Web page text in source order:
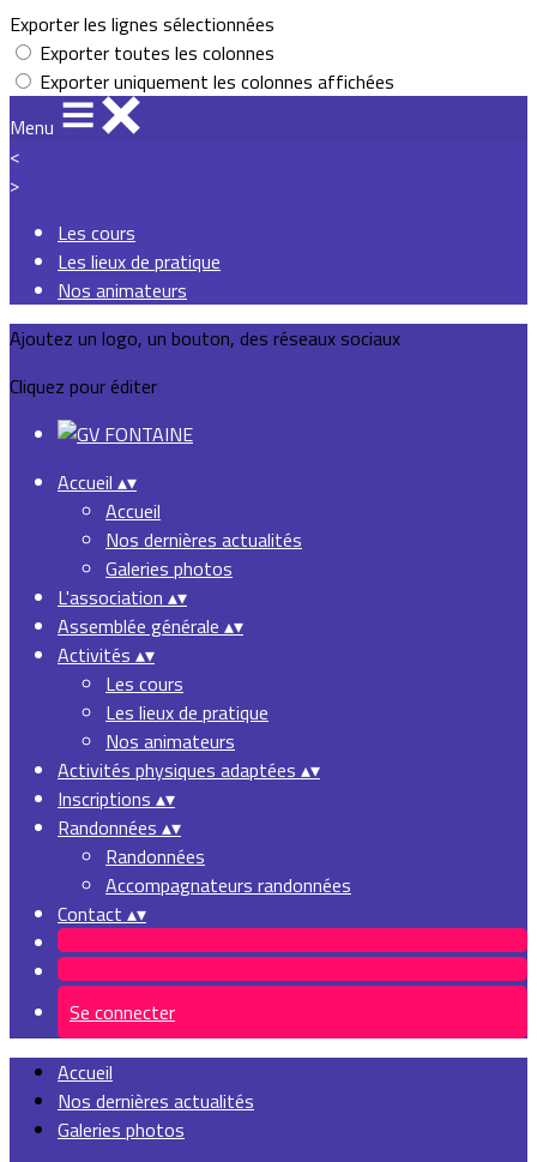
Exporter les lignes sélectionnées
Exporter toutes les colonnes
Exporter uniquement les colonnes affichées
Menu
<
>
Les cours
Les lieux de pratique
Nos animateurs
Ajoutez un logo, un bouton, des réseaux sociaux
Cliquez pour éditer
Accueil ▴▾
Accueil
Nos dernières actualités
Galeries photos
L'association ▴▾
Assemblée générale ▴▾
Activités ▴▾
Les cours
Les lieux de pratique
Nos animateurs
Activités physiques adaptées ▴▾
Inscriptions ▴▾
Randonnées ▴▾
Randonnées
Accompagnateurs randonnées
Contact ▴▾
Se connecter
Accueil
Nos dernières actualités
Galeries photos